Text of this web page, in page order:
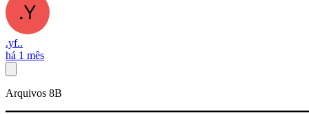
.yf..
há 1 mês
Arquivos 8B